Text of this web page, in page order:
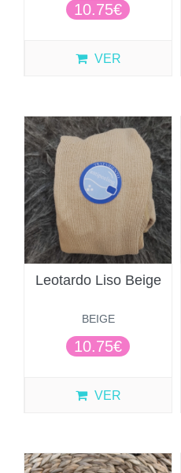
10.75€
VER
Leotardo Liso Beige
BEIGE
10.75€
VER